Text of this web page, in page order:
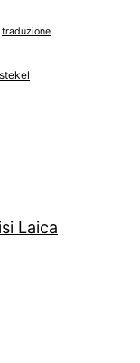
traduzione
Laica